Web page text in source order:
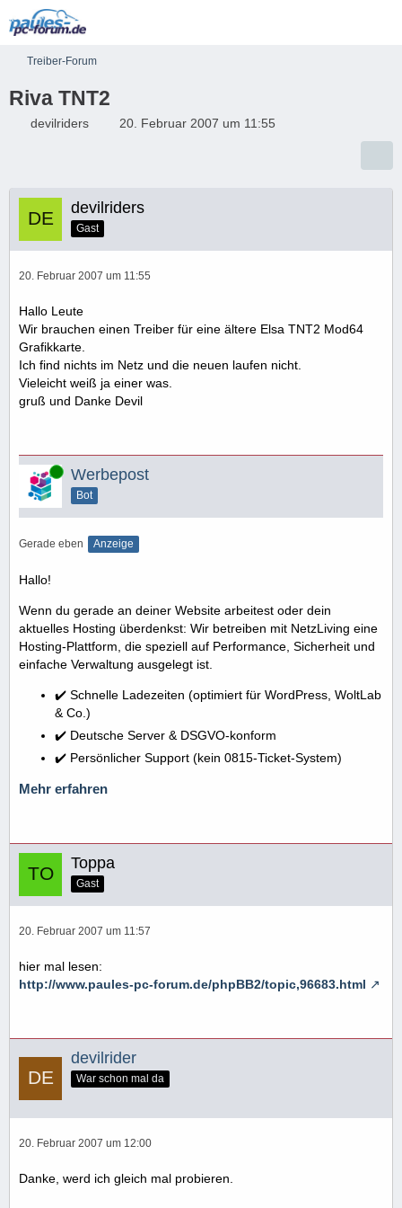
Treiber-Forum
Riva TNT2
devilriders 20. Februar 2007 um 11:55
devilriders
Gast
20. Februar 2007 um 11:55
Hallo Leute
Wir brauchen einen Treiber für eine ältere Elsa TNT2 Mod64
Grafikkarte.
Ich find nichts im Netz und die neuen laufen nicht.
Vieleicht weiß ja einer was.
gruß und Danke Devil
Online Werbepost
Bot
Gerade eben Anzeige
Hallo!
Wenn du gerade an deiner Website arbeitest oder dein
aktuelles Hosting überdenkst: Wir betreiben mit NetzLiving eine
Hosting-Plattform, die speziell auf Performance, Sicherheit und
einfache Verwaltung ausgelegt ist.
✔️ Schnelle Ladezeiten (optimiert für WordPress, WoltLab
& Co.)
✔️ Deutsche Server & DSGVO-konform
✔️ Persönlicher Support (kein 0815-Ticket-System)
Mehr erfahren
Toppa
Gast
20. Februar 2007 um 11:57
hier mal lesen:
http://www.paules-pc-forum.de/phpBB2/topic,96683.html
devilrider
War schon mal da
20. Februar 2007 um 12:00
Danke, werd ich gleich mal probieren.